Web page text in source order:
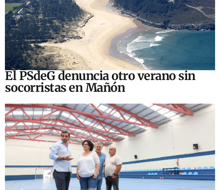
El PSdeG denuncia otro verano sin
socorristas en Mañón